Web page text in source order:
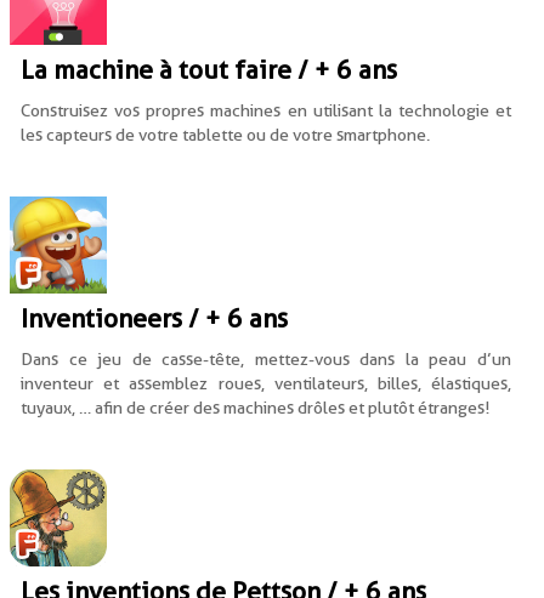
La machine à tout faire / + 6 ans
Construisez vos propres machines en utilisant la technologie et
les capteurs de votre tablette ou de votre smartphone.
Inventioneers / + 6 ans
Dans ce jeu de casse-tête, mettez-vous dans la peau d’un
inventeur et assemblez roues, ventilateurs, billes, élastiques,
tuyaux, … afin de créer des machines drôles et plutôt étranges !
Les inventions de Pettson / + 6 ans